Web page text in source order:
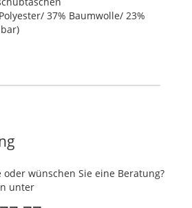
37% Baumwolle/ 23%
oder wünschen Sie eine Beratung?
unter